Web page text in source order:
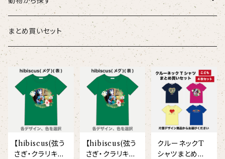
ベビー
スタイ
カバーオール
ギフトセット
Tシャツ
Tシャツ（半袖）
【face】
【signature】
【kakugen】
オーバーサイズTシャツ（半袖）
【custom_point】
【face_point】
マグナムウェイトビッグシルエットTシャツ
【hello(刺繍)】
ベースボールシャツ
ポーチ
トートバッグ
おけいこバッグ
ランチトート
デニムトート
ブランケット
ペットアイテム
巾着
ズーラシアンブラス
オカピ
インドライオン
ドゥクラングール
マレーバク
弦うさぎ
メグ
エイミー
ベス
サキソフォックス
ラトゥール
ラフィット
クラリキャット
メリッサ
ことふえパピヨン
まとめ買いセット
【hibiscus(弦う
さぎ・クラリキャ
【hibiscus(弦う
さぎ・クラリキャ
クルーネックT
シャツまとめ買